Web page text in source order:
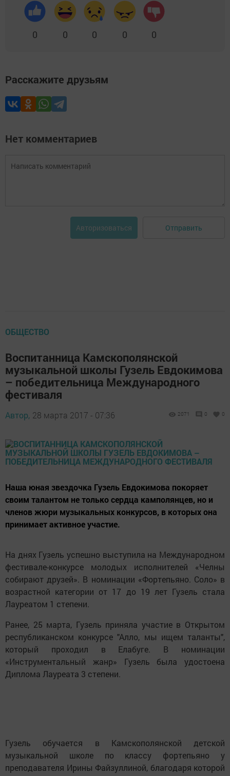
0 0 0 0 0
Расскажите друзьям
Нет комментариев
Авторизоваться Отправить
ОБЩЕСТВО
Воспитанница Камскополянской
музыкальной школы Гузель Евдокимова
– победительница Международного
фестиваля
Автор, 28 марта 2017 - 07:36 2071 0 0
Наша юная звездочка Гузель Евдокимова покоряет
своим талантом не только сердца камполянцев, но и
членов жюри музыкальных конкурсов, в которых она
принимает активное участие.
На днях Гузель успешно выступила на Международном
фестивале-конкурсе молодых исполнителей «Челны
собирают друзей». В номинации «Фортепьяно. Соло» в
возрастной категории от 17 до 19 лет Гузель стала
Лауреатом 1 степени.
Ранее, 25 марта, Гузель приняла участие в Открытом
республиканском конкурсе "Алло, мы ищем таланты",
который проходил в Елабуге. В номинации
«Инструментальный жанр» Гузель была удостоена
Диплома Лауреата 3 степени.
Гузель обучается в Камскополянской детской
музыкальной школе по классу фортепьяно у
преподавателя Ирины Файзуллиной, благодаря которой